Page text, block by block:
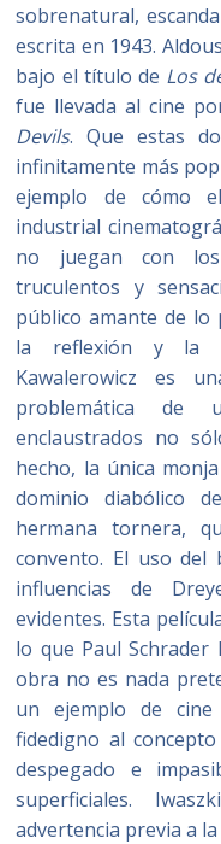
sobrenatural,
escrita en 1943.
bajo el título de Los
fue llevada al cine
Devils. Que estas
infinitamente más
ejemplo de cómo
industrial
no juegan con los
truculentos y
público amante de lo
la reflexión y la
Kawalerowicz es
problemática de
enclaustrados no
hecho, la única
dominio diabólico
hermana tornera,
convento. El uso del
influencias de
evidentes. Esta
lo que Paul Schrader
obra no es nada
un ejemplo de
fidedigno al
despegado e
superficiales.
advertencia previa a